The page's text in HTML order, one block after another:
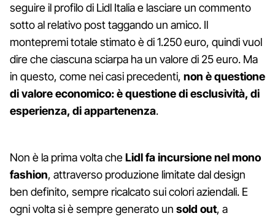
⁣seguire il profilo di Lidl Italia⁣ e lasciare un commento
sotto al relativo post taggando un amico. Il
montepremi totale stimato è di 1.250 euro, quindi vuol
dire che ciascuna sciarpa ha un valore di 25 euro. Ma
in questo, come nei casi precedenti, non è questione
di valore economico: è questione di esclusività, di
esperienza, di appartenenza.
Non è la prima volta cheLidl fa incursione nel mono
fashion, attraverso produzione limitate dal design
ben definito, sempre ricalcato sui colori aziendali. E
ogni volta si è sempre generato un sold out, a